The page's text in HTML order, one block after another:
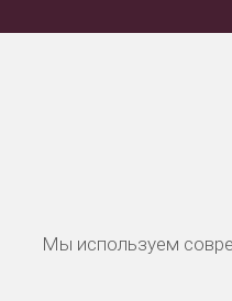
Мы используем